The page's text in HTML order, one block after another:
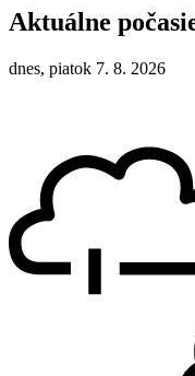
Aktuálne
dnes, piatok 7. 8. 2026